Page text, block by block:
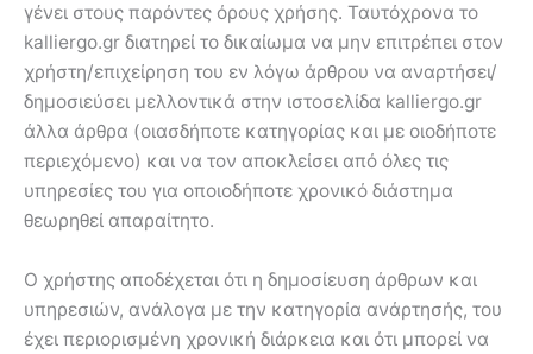
γένει στους παρόντες όρους χρήσης. Ταυτόχρονα το
kalliergo.gr διατηρεί το δικαίωμα να μην επιτρέπει στον
χρήστη/επιχείρηση του εν λόγω άρθρου να αναρτήσει/
δημοσιεύσει μελλοντικά στην ιστοσελίδα kalliergo.gr
άλλα άρθρα (οιασδήποτε κατηγορίας και με οιοδήποτε
περιεχόμενο) και να τον αποκλείσει από όλες τις
υπηρεσίες του για οποιοδήποτε χρονικό διάστημα
θεωρηθεί απαραίτητο.
Ο χρήστης αποδέχεται ότι η δημοσίευση άρθρων και
υπηρεσιών, ανάλογα με την κατηγορία ανάρτησής, του
έχει περιορισμένη χρονική διάρκεια και ότι μπορεί να